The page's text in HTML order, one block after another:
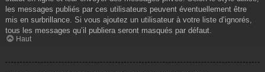
les messages publiés par ces utilisateurs peuvent éventuellement être
mis en surbrillance. Si vous ajoutez un utilisateur à votre liste d’ignorés,
tous les messages qu’il publiera seront masqués par défaut.
Haut